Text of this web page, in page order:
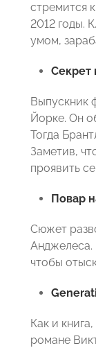
стремится
2012 годы.
умом,
Секрет
Выпускник
Йорке. Он
Тогда
Заметив,
проявить
Повар
Сюжет
Анджелеса.
чтобы
Как и
романе